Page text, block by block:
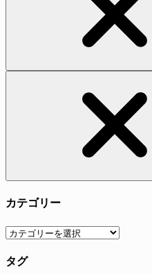
カテゴリー
カ
ゴ
タグ